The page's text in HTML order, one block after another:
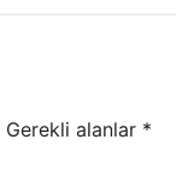
Gerekli alanlar *